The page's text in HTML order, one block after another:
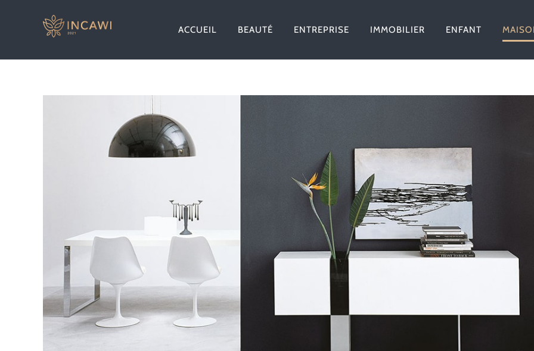
ACCUEIL BEAUTÉ ENTREPRISE IMMOBILIER ENFANT